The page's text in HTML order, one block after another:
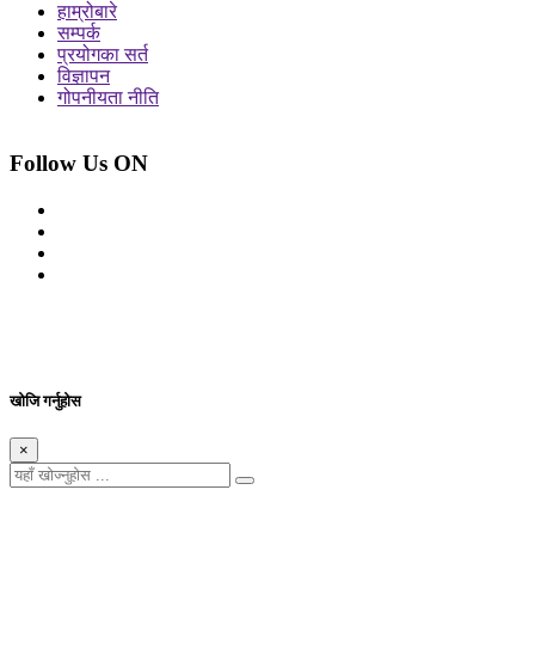
हाम्रोबारे
सम्पर्क
प्रयोगका सर्त
विज्ञापन
गोपनीयता नीति
Follow Us ON
खोजि गर्नुहोस
×